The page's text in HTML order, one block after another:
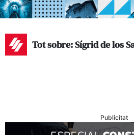
Tot sobre: Sígrid de los
Publicitat